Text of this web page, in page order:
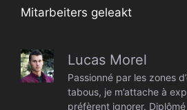
Mitarbeiters geleakt
Lucas Morel
Passionné par les zones
tabous, je m’attache à
préfèrent ignorer.